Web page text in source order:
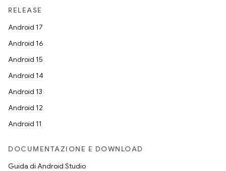
RELEASE
Android 17
Android 16
Android 15
Android 14
Android 13
Android 12
Android 11
DOCUMENTAZIONE E DOWNLOAD
Guida di Android Studio